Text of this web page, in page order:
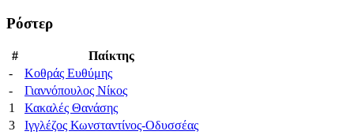
Ρόστερ
#
Παίκτης
-
Κοθράς Ευθύμης
-
Γιαννόπουλος Νίκος
1
Κακαλές Θανάσης
3
Ιγγλέζος Κωνσταντίνος-Οδυσσέας